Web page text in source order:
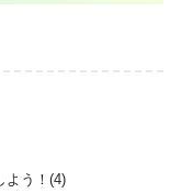
よう！(4)